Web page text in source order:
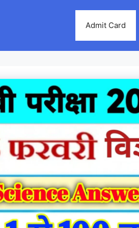
Admit Card